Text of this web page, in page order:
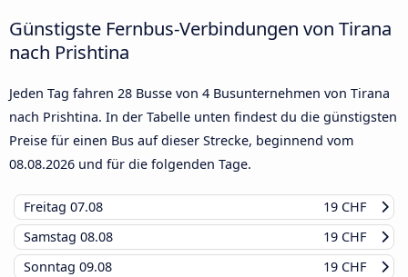
Günstigste Fernbus-Verbindungen von Tirana
nach Prishtina
Jeden Tag fahren 28 Busse von 4 Busunternehmen von Tirana
nach Prishtina. In der Tabelle unten findest du die günstigsten
Preise für einen Bus auf dieser Strecke, beginnend vom
08.08.2026 und für die folgenden Tage.
Freitag 07.08
19 CHF
Samstag 08.08
19 CHF
Sonntag 09.08
19 CHF